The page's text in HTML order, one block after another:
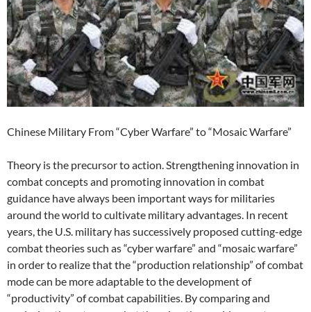
Chinese Military From “Cyber Warfare” to “Mosaic Warfare”
Theory is the precursor to action. Strengthening innovation in
combat concepts and promoting innovation in combat
guidance have always been important ways for militaries
around the world to cultivate military advantages. In recent
years, the U.S. military has successively proposed cutting-edge
combat theories such as “cyber warfare” and “mosaic warfare”
in order to realize that the “production relationship” of combat
mode can be more adaptable to the development of
“productivity” of combat capabilities. By comparing and